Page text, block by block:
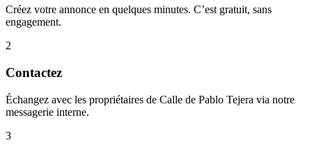
Créez votre annonce en quelques minutes. C’est gratuit, sans
engagement.
2
Contactez
Échangez avec les propriétaires de Calle de Pablo Tejera via notre
messagerie interne.
3